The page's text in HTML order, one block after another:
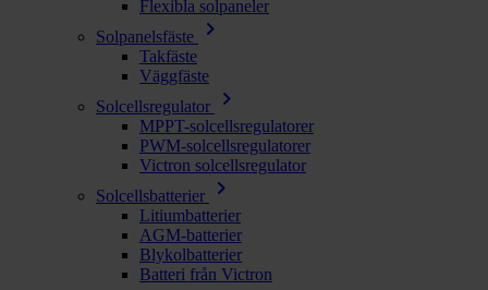
Flexibla solpaneler
Solpanelsfäste
chevron_right
Takfäste
Väggfäste
Solcellsregulator
chevron_right
MPPT-solcellsregulatorer
PWM-solcellsregulatorer
Victron solcellsregulator
Solcellsbatterier
chevron_right
Litiumbatterier
AGM-batterier
Blykolbatterier
Batteri från Victron